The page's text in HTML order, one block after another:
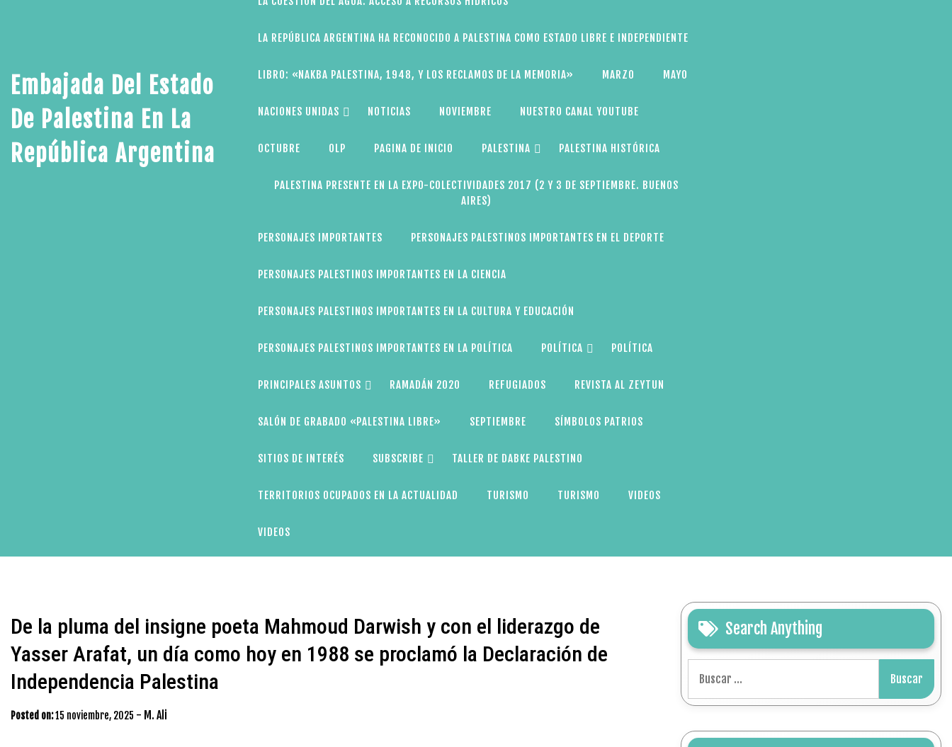
Embajada Del Estado
De Palestina En La
República Argentina
LA REPÚBLICA ARGENTINA HA RECONOCIDO A PALESTINA COMO ESTADO LIBRE E INDEPENDIENTE
LIBRO: «NAKBA PALESTINA, 1948, Y LOS RECLAMOS DE LA MEMORIA» MARZO MAYO
NACIONES UNIDAS NOTICIAS NOVIEMBRE NUESTRO CANAL YOUTUBE
OCTUBRE OLP PAGINA DE INICIO PALESTINA PALESTINA HISTÓRICA
PALESTINA PRESENTE EN LA EXPO-COLECTIVIDADES 2017 (2 Y 3 DE SEPTIEMBRE. BUENOS
AIRES)
PERSONAJES IMPORTANTES PERSONAJES PALESTINOS IMPORTANTES EN EL DEPORTE
PERSONAJES PALESTINOS IMPORTANTES EN LA CIENCIA
PERSONAJES PALESTINOS IMPORTANTES EN LA CULTURA Y EDUCACIÓN
PERSONAJES PALESTINOS IMPORTANTES EN LA POLÍTICA POLÍTICA POLÍTICA
PRINCIPALES ASUNTOS RAMADÁN 2020 REFUGIADOS REVISTA AL ZEYTUN
SALÓN DE GRABADO «PALESTINA LIBRE» SEPTIEMBRE SÍMBOLOS PATRIOS
SITIOS DE INTERÉS SUBSCRIBE TALLER DE DABKE PALESTINO
TERRITORIOS OCUPADOS EN LA ACTUALIDAD TURISMO TURISMO VIDEOS
VIDEOS
De la pluma del insigne poeta Mahmoud Darwish y con el liderazgo de
Yasser Arafat, un día como hoy en 1988 se proclamó la Declaración de
Independencia Palestina
Posted on:15 noviembre, 2025 - M. Ali
Search Anything